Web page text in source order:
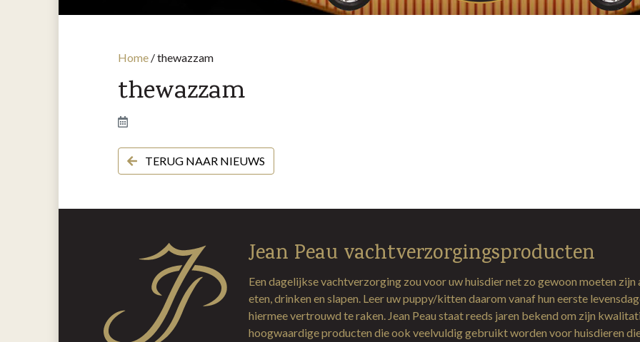
Home /thewazzam
thewazzam
TERUG NAAR NIEUWS
Jean Peau vachtverzorgingsproducten
Een dagelijkse vachtverzorging zou voor uw huisdier net zo gewoon moeten zijn
eten, drinken en slapen. Leer uw puppy/kitten daarom vanaf hun eerste
hiermee vertrouwd te raken. Jean Peau staat reeds jaren bekend om zijn
hoogwaardige producten die ook veelvuldig gebruikt worden voor huisdieren